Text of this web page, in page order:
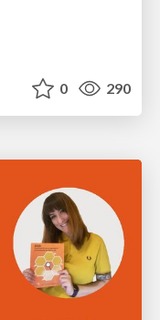
0 290